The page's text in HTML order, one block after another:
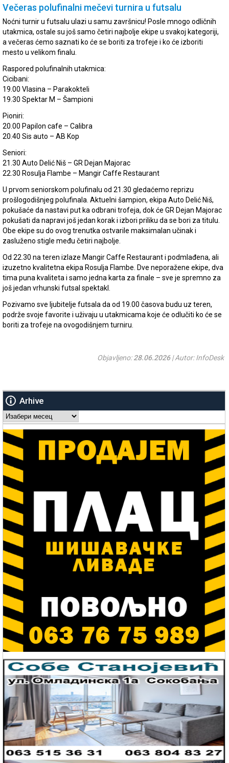
Večeras polufinalni mečevi turnira u futsalu
Noćni turnir u futsalu ulazi u samu završnicu! Posle mnogo odličnih
utakmica, ostale su još samo četiri najbolje ekipe u svakoj kategoriji,
a večeras ćemo saznati ko će se boriti za trofeje i ko će izboriti
mesto u velikom finalu.
Raspored polufinalnih utakmica:
Cicibani:
19.00 Vlasina – Parakokteli
19.30 Spektar M – Šampioni
Pioniri:
20.00 Papilon cafe – Calibra
20.40 Sis auto – AB Kop
Seniori:
21.30 Auto Delić Niš – GR Dejan Majorac
22.30 Rosulja Flambe – Mangir Caffe Restaurant
U prvom seniorskom polufinalu od 21.30 gledaćemo reprizu
prošlogodišnjeg polufinala. Aktuelni šampion, ekipa Auto Delić Niš,
pokušaće da nastavi put ka odbrani trofeja, dok će GR Dejan Majorac
pokušati da napravi još jedan korak i izbori priliku da se bori za titulu.
Obe ekipe su do ovog trenutka ostvarile maksimalan učinak i
zasluženo stigle među četiri najbolje.
Od 22.30 na teren izlaze Mangir Caffe Restaurant i podmlađena, ali
izuzetno kvalitetna ekipa Rosulja Flambe. Dve neporažene ekipe, dva
tima puna kvaliteta i samo jedna karta za finale – sve je spremno za
još jedan vrhunski futsal spektakl.
Pozivamo sve ljubitelje futsala da od 19.00 časova budu uz teren,
podrže svoje favorite i uživaju u utakmicama koje će odlučiti ko će se
boriti za trofeje na ovogodišnjem turniru.
Objavljeno:28.06.2026| Autor: InfoDesk
Arhive
Arhive